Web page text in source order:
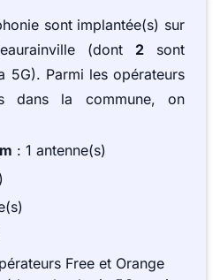
sont implantée(s) sur
(dont 2sont
5G). Parmi les opérateurs
dans la commune, on
: 1 antenne(s)
Free et Orange